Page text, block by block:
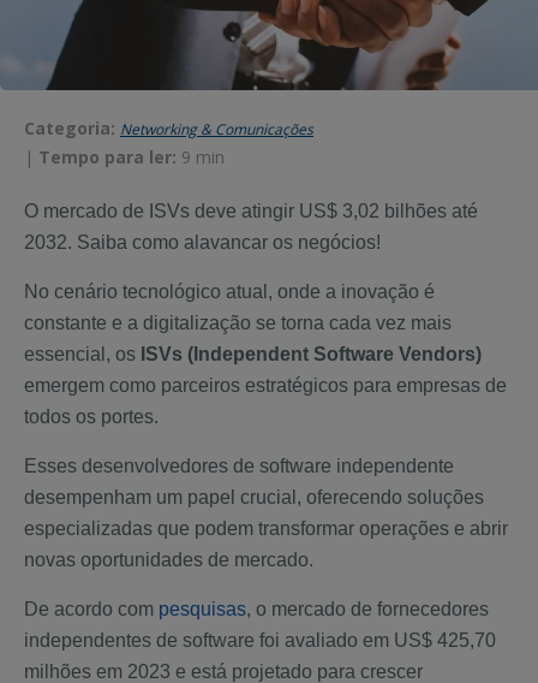
Categoria: Networking & Comunicações
| Tempo para ler: 9 min
O mercado de ISVs deve atingir US$ 3,02 bilhões até
2032. Saiba como alavancar os negócios!
No cenário tecnológico atual, onde a inovação é
constante e a digitalização se torna cada vez mais
essencial, os ISVs (Independent Software Vendors)
emergem como parceiros estratégicos para empresas de
todos os portes.
Esses desenvolvedores de software independente
desempenham um papel crucial, oferecendo soluções
especializadas que podem transformar operações e abrir
novas oportunidades de mercado.
De acordo com pesquisas, o mercado de fornecedores
independentes de software foi avaliado em US$ 425,70
milhões em 2023 e está projetado para crescer